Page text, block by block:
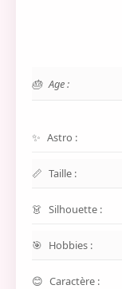
Age :
Astro :
Taille :
Silhouette :
Hobbies :
Caractère :